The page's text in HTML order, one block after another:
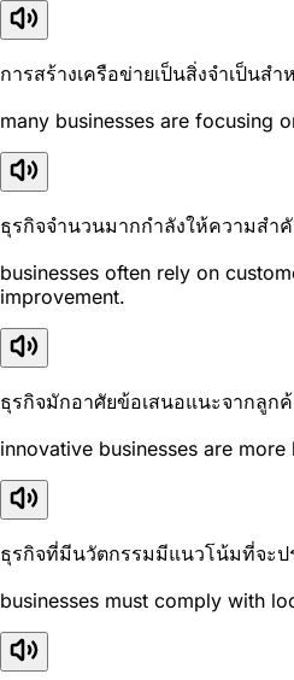
การสร้างเครือข่ายเป็นสิ่งจำเป็นส
many businesses are focusing
ธุรกิจจำนวนมากกำลังให้ความส
businesses often rely on
improvement.
ธุรกิจมักอาศัยข้อเสนอแนะจากลูกค้
innovative businesses are
ธุรกิจที่มีนวัตกรรมมีแนวโน้มที่จะป
businesses must comply with